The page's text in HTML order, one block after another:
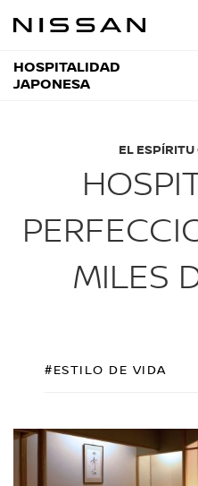
HOSPITALIDAD
JAPONESA
EL
MILES
#ESTILO DE VIDA